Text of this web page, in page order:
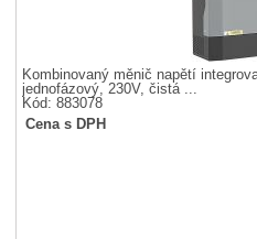
Kombinovaný měnič napětí
jednofázový, 230V, čistá ...
Kód: 883078
Cena s DPH